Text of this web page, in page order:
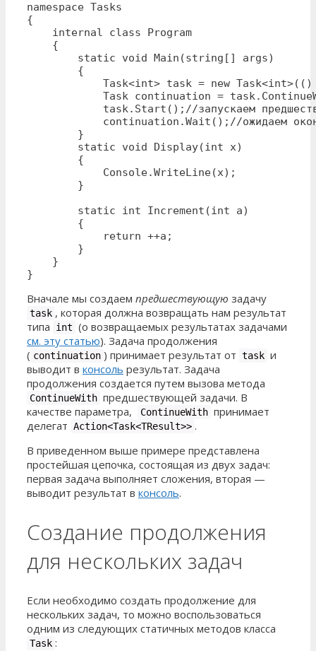
namespace Tasks
{
    internal class Program
    {
        static void Main(string[] args)
        {
Task<int> task = new
Task continuation =
task.Start();//запускаем
continuation.Wait();//ожидаем
        }
        static void Display(int x)
        {
            Console.WriteLine(x);
        }
        static int Increment(int a)
        {
            return ++a;
        }
    }
}
Вначале мы создаем предшествующую задачу
task , которая должна возвращать нам результат
типа
int (о возвращаемых результатах задачами
см. эту статью). Задача продолжения
( continuation ) принимает результат от task и
выводит в консоль результат. Задача
продолжения создается путем вызова метода
ContinueWith предшествующей задачи. В
качестве параметра,
ContinueWith принимает
делегат Action<Task<TResult>> .
В приведенном выше примере представлена
простейшая цепочка, состоящая из двух задач:
первая задача выполняет сложения, вторая —
выводит результат в консоль.
Создание продолжения
для нескольких задач
Если необходимо создать продолжение для
нескольких задач, то можно воспользоваться
одним из следующих статичных методов класса
Task :